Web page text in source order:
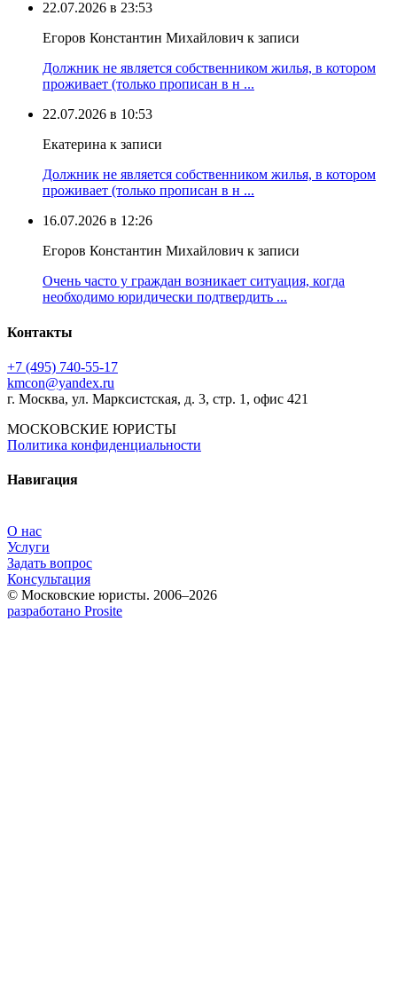
22.07.2026 в 23:53
Егоров Константин Михайлович к записи
Должник не является собственником жилья, в котором
проживает (только прописан в н ...
22.07.2026 в 10:53
Екатерина к записи
Должник не является собственником жилья, в котором
проживает (только прописан в н ...
16.07.2026 в 12:26
Егоров Константин Михайлович к записи
Очень часто у граждан возникает ситуация, когда
необходимо юридически подтвердить ...
Контакты
+7 (495) 740‑55‑17
kmcon@yandex.ru
г. Москва, ул. Марксистская, д. 3, стр. 1, офис 421
МОСКОВСКИЕ ЮРИСТЫ
Политика конфиденциальности
Навигация
О нас
Услуги
Задать вопрос
Консультация
© Московские юристы. 2006–2026
разработано Prosite